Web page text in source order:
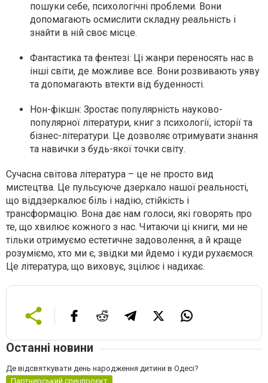
пошуки себе, психологічні проблеми. Вони
допомагають осмислити складну реальність і
знайти в ній своє місце.
Фантастика та фентезі: Ці жанри переносять нас в
інші світи, де можливе все. Вони розвивають уяву
та допомагають втекти від буденності.
Нон-фікшн: Зростає популярність науково-
популярної літератури, книг з психології, історії та
бізнес-літератури. Це дозволяє отримувати знання
та навички з будь-якої точки світу.
Сучасна світова література – це не просто вид
мистецтва. Це пульсуюче дзеркало нашої реальності,
що віддзеркалює біль і надію, стійкість і
трансформацію. Вона дає нам голоси, які говорять про
те, що хвилює кожного з нас. Читаючи ці книги, ми не
тільки отримуємо естетичне задоволення, а й краще
розуміємо, хто ми є, звідки ми йдемо і куди рухаємося.
Це література, що виховує, зцілює і надихає.
Останні новини
Де відсвяткувати день народження дитини в Одесі?
Партнерський спецпроєкт